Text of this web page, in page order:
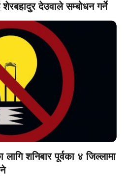
देउवाले सम्बोधन गर्ने
शनिबार पूर्वका ४ जिल्लामा